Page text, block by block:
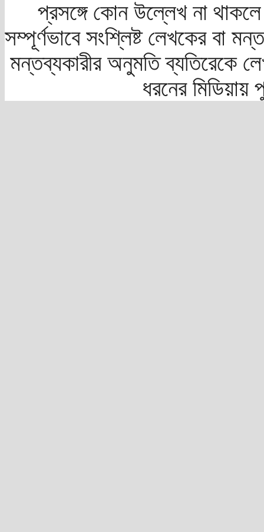
প্রসঙ্গে কোন উল্লেখ না
সম্পূর্ণভাবে সংশ্লিষ্ট লেখকের বা
মন্তব্যকারীর অনুমতি ব্যতিরেকে
ধরনের মিডিয়ায়